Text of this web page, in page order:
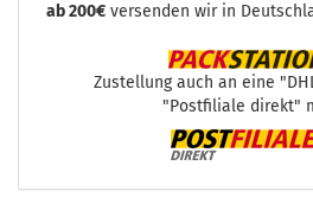
ab 200€ versenden wir in
Zustellung auch an eine
"Postfiliale direkt"